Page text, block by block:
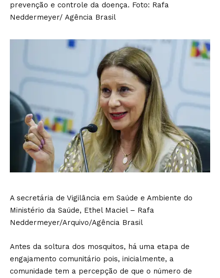
A secretária de Vigilância em Saúde e Ambiente do
Ministério da Saúde, Ethel Maciel – Rafa
Neddermeyer/Arquivo/Agência Brasil
Antes da soltura dos mosquitos, há uma etapa de
engajamento comunitário pois, inicialmente, a
comunidade tem a percepção de que o número de